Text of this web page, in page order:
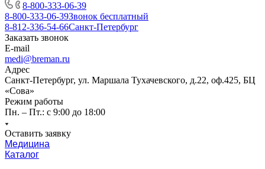
8-800-333-06-39
8-800-333-06-39Звонок бесплатный
8-812-336-54-66Санкт-Петербург
Заказать звонок
E-mail
medi@breman.ru
Адрес
Санкт-Петербург, ул. Маршала Тухачевского, д.22, оф.425, БЦ
«Сова»
Режим работы
Пн. – Пт.: с 9:00 до 18:00
Оставить заявку
Медицина
Каталог